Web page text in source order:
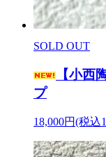
SOLD OUT
【小西
プ
18,000円(税込